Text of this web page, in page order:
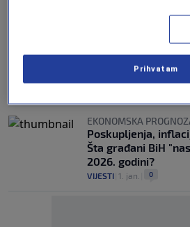
siromaštvo:
EKONOMSKA
Poskupljenja,
Šta građani BiH
2026. godini?
VIJESTI 1. jan. 0
Prihvatam